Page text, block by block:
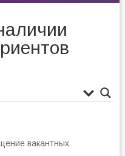
вакантных